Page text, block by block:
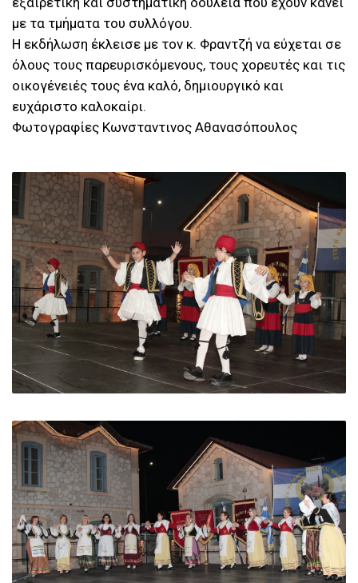
με τα τμήματα του συλλόγου.
Η εκδήλωση έκλεισε με τον κ. Φραντζή να εύχεται σε
όλους τους παρευρισκόμενους, τους χορευτές και τις
οικογένειές τους ένα καλό, δημιουργικό και
ευχάριστο καλοκαίρι.
Φωτογραφίες Κωνσταντινος Αθανασόπουλος